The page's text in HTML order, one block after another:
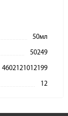
50мл
50249
4602121012199
12